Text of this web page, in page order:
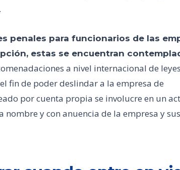
penales para funcionarios de las
estas se encuentran
a nivel internacional de leyes
fin de poder deslindar a la empresa de
por cuenta propia se involucre en un
nombre y con anuencia de la empresa y sus